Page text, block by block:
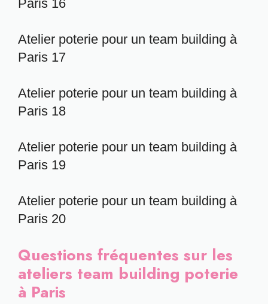
Paris 16
Atelier poterie pour un team building à
Paris 17
Atelier poterie pour un team building à
Paris 18
Atelier poterie pour un team building à
Paris 19
Atelier poterie pour un team building à
Paris 20
Questions fréquentes sur les
ateliers team building poterie
à Paris